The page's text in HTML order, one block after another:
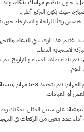
: حاولتنظيم مهامك بذكاء،
، حيث يكون التركيز أعلى.
: خصص وقتًا للراحة والاسترخاء حتى
: اغتنم هذا الوقت فيالدعاء
لاستجابة الدعاء.
: قم بأداء صلاة العشاء والتراويح،
النوم.
: قم بتحديد3-5 مهام رئيسية
أو العبادات.
: على سبيل المثال، يمكنك
أداءعدد معين من الركعات في